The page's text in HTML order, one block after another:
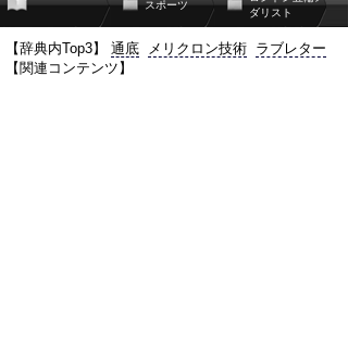
スポーツ
ダリスト
【辞典内Top3】 通底 メリクロン技術 ラブレター
【関連コンテンツ】